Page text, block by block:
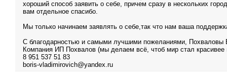
хороший способ заявить о себе, причем сразу в нескольких
вам отдельное спасибо.
Мы только начинаем заявлять о себе,так что нам ваша
С благодарностью и самыми лучшими пожеланиями,
Компания ИП Похвалов (мы делаем всё, чтоб мир стал красивее
8 951 537 51 83
boris-vladimirovich@yandex.ru